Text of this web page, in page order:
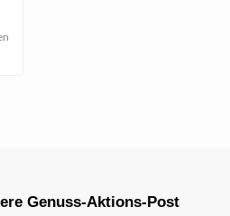
Genuss-Aktions-Post